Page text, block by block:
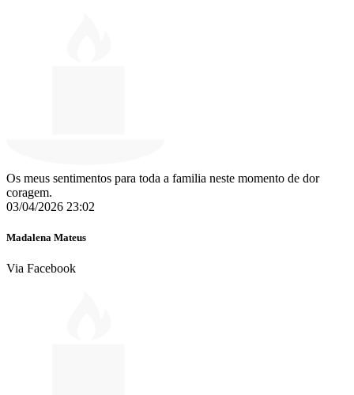
Os meus sentimentos para toda a familia neste momento de dor
coragem.
03/04/2026 23:02
Madalena Mateus
Via Facebook